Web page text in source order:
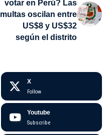
votar en Perú? Las
multas oscilan entre
US$8 y US$32
según el distrito
X
Follow
Youtube
Subscribe